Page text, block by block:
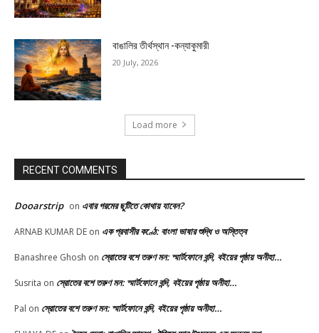
বাঙালির তীর্থস্থান -কন্যাকুমারী
20 July, 2026
Load more
RECENT COMMENTS
Dooarstrip on এবার গরমের ছুটিতে কোথায় যাবেন?
ARNAB KUMAR DE on এক প্রবাসীর কণ্ঠে: বাংলা ভাষার শুদ্ধি ও অস্তিত্ব
Banashree Ghosh on স্রোতের বশে তরুণ মন: স্মার্টফোনে বন্দি, বইয়ের পৃষ্ঠায় অনীহা…
Susrita on স্রোতের বশে তরুণ মন: স্মার্টফোনে বন্দি, বইয়ের পৃষ্ঠায় অনীহা…
Pal on স্রোতের বশে তরুণ মন: স্মার্টফোনে বন্দি, বইয়ের পৃষ্ঠায় অনীহা…